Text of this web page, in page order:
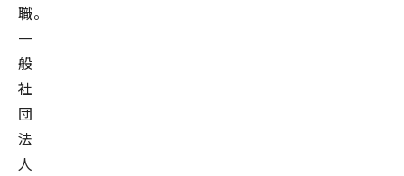
職。
一
般
社
団
法
人